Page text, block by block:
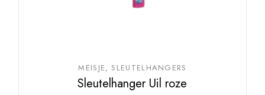
MEISJE SLEUTELHANGERS
Sleutelhanger Uil roze